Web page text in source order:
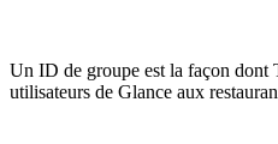
Un ID de groupe est la façon dont
utilisateurs de Glance aux